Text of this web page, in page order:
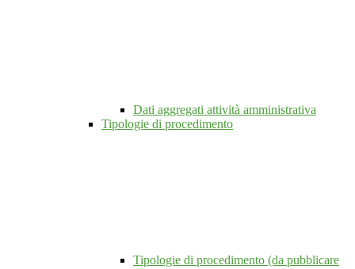
Dati aggregati attività amministrativa
Tipologie di procedimento
Tipologie di procedimento (da pubblicare